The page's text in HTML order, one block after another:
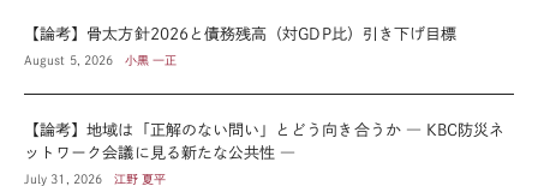
【論考】骨太方針2026と債務残高（対GDP比）引き下げ目標
August 5, 2026 小黒 一正
【論考】地域は「正解のない問い」とどう向き合うか ― KBC防災ネ
ットワーク会議に見る新たな公共性 ―
July 31, 2026 江野 夏平